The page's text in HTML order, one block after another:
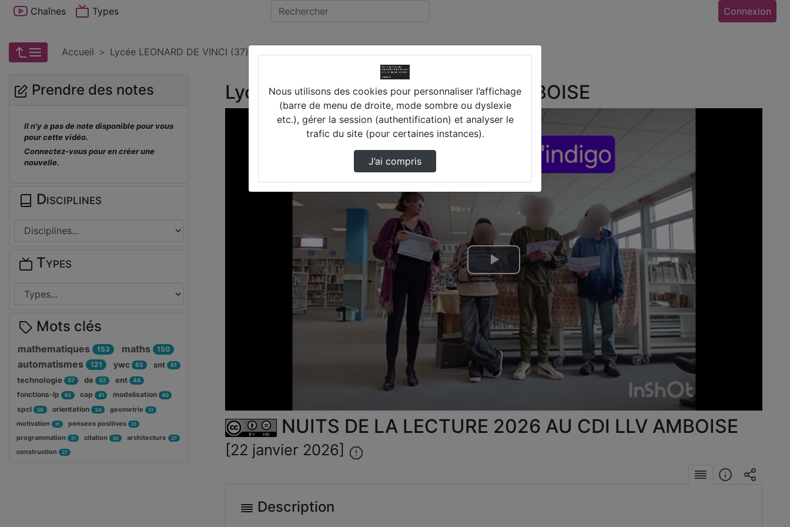
Chaînes Types Connexion
Accueil Lycée LEONARD DE VINCI (37) AMBOISE Nuits De La Lecture 2026 Au Cdi Llv Amboise
Lycée LEONARD DE VINCI (37) AMBOISE
Lire
la
vidéo
NUITS DE LA LECTURE 2026 AU CDI LLV AMBOISE
[22 janvier 2026]
Description
Prendre des notes
Il n'y a pas de note disponible pour vous
pour cette vidéo.
Connectez-vous pour en créer une
nouvelle.
Disciplines
Types
Mots clés
mathematiques 153 maths 150
automatismes 121 ywc 65 snt 61
technologie 57 de 53 ent 48
fonctions-lp 43 cap 41 modelisation 40
spcl 36 orientation 34 geometrie 31
motivation 31 pensees positives 31
programmation 31 citation 30 architecture 27
construction 27
Nous utilisons des cookies pour personnaliser l’affichage
(barre de menu de droite, mode sombre ou dyslexie
etc.), gérer la session (authentification) et analyser le
trafic du site (pour certaines instances).
J’ai compris